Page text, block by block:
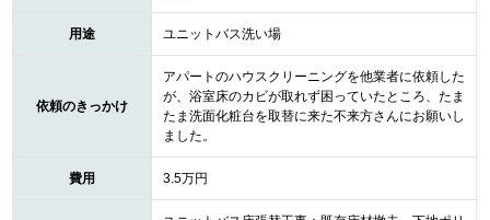
用途 ユニットバス洗い場
依頼のきっかけ
アパートのハウスクリーニングを他業者に依頼した
が、浴室床のカビが取れず困っていたところ、たま
たま洗面化粧台を取替に来た不来方さんにお願いし
ました。
費用 3.5万円